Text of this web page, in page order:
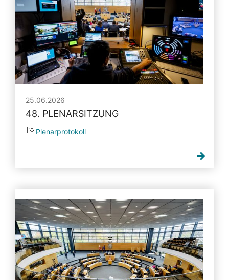
25.06.2026
48. PLENARSITZUNG
Plenarprotokoll